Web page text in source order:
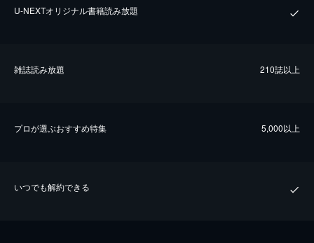
U-NEXTオリジナル書籍読み放題
雑誌読み放題 210誌以上
プロが選ぶおすすめ特集 5,000以上
いつでも解約できる